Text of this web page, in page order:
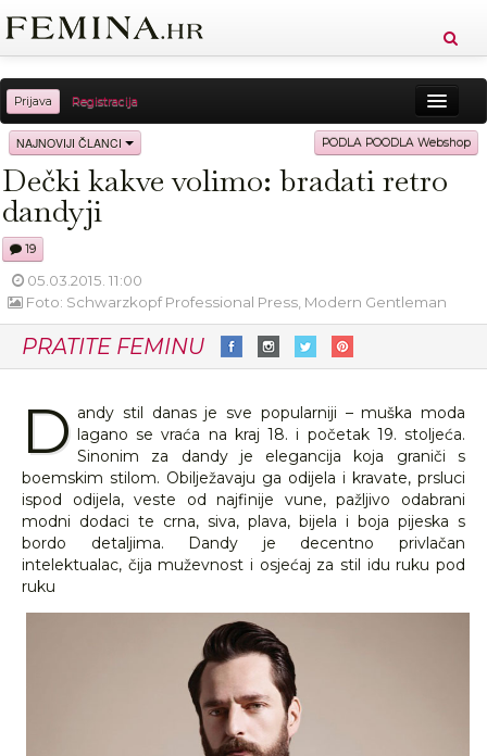
Prijava Registracija
Sreća Zdravlje Vitkost
Moda Ljubav Relax Putovanja Recepti
NAJNOVIJI ČLANCI PODLA POODLA Webshop
Dečki kakve volimo: bradati retro
dandyji
19
05.03.2015. 11:00
Foto: Schwarzkopf Professional Press, Modern Gentleman
PRATITE FEMINU
D andy stil danas je sve popularniji – muška moda
lagano se vraća na kraj 18. i početak 19. stoljeća.
Sinonim za dandy je elegancija koja graniči s
boemskim stilom. Obilježavaju ga odijela i kravate, prsluci
ispod odijela, veste od najfinije vune, pažljivo odabrani
modni dodaci te crna, siva, plava, bijela i boja pijeska s
bordo detaljima. Dandy je decentno privlačan
intelektualac, čija muževnost i osjećaj za stil idu ruku pod
ruku